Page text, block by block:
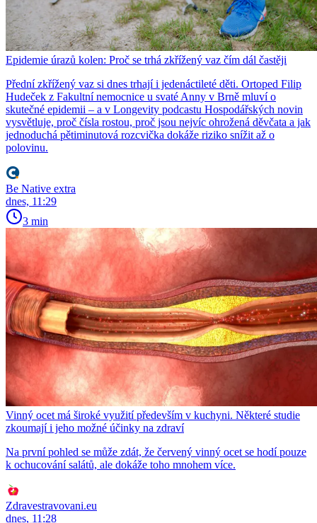
Epidemie úrazů kolen: Proč se trhá zkřížený vaz čím dál častěji
Přední zkřížený vaz si dnes trhají i jedenáctileté děti. Ortoped Filip
Hudeček z Fakultní nemocnice u svaté Anny v Brně mluví o
skutečné epidemii – a v Longevity podcastu Hospodářských novin
vysvětluje, proč čísla rostou, proč jsou nejvíc ohrožená děvčata a jak
jednoduchá pětiminutová rozcvička dokáže riziko snížit až o
polovinu.
Be Native extra
dnes, 11:29
3 min
Vinný ocet má široké využití především v kuchyni. Některé studie
zkoumají i jeho možné účinky na zdraví
Na první pohled se může zdát, že červený vinný ocet se hodí pouze
k ochucování salátů, ale dokáže toho mnohem více.
Zdravestravovani.eu
dnes, 11:28